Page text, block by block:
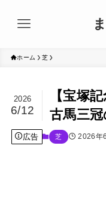
ホーム 芝
【宝塚
古馬三
2026
6/12
広告 芝 2026年